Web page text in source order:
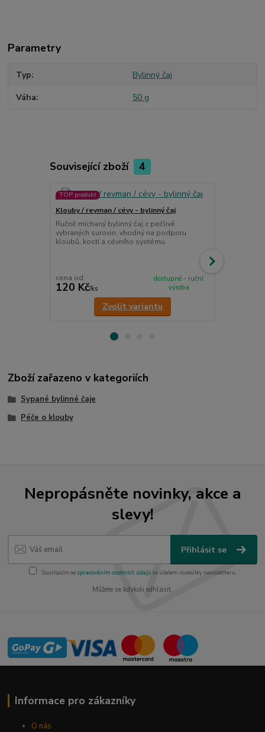
Parametry
Typ Bylinný čaj
Váha 50 g
Související zboží 4
TOP produkt
Klouby / revman / cévy - bylinný čaj
Ručně míchaný bylinný čaj z pečlivě
vybraných surovin, vhodný na podporu
kloubů, kostí a cévního systému.
cena od
120 Kč/ks
dostupné - ruční
výroba
Zvolit variantu
Zboží zařazeno v kategoriích
Sypané bylinné čaje
Péče o klouby
Nepropásněte novinky, akce a
slevy!
Přihlásit se
Souhlasím se zpracováním osobních údajůza účelem rozesílky newsletteru.
Můžete se kdykoli odhlásit.
Informace pro zákazníky
O nás